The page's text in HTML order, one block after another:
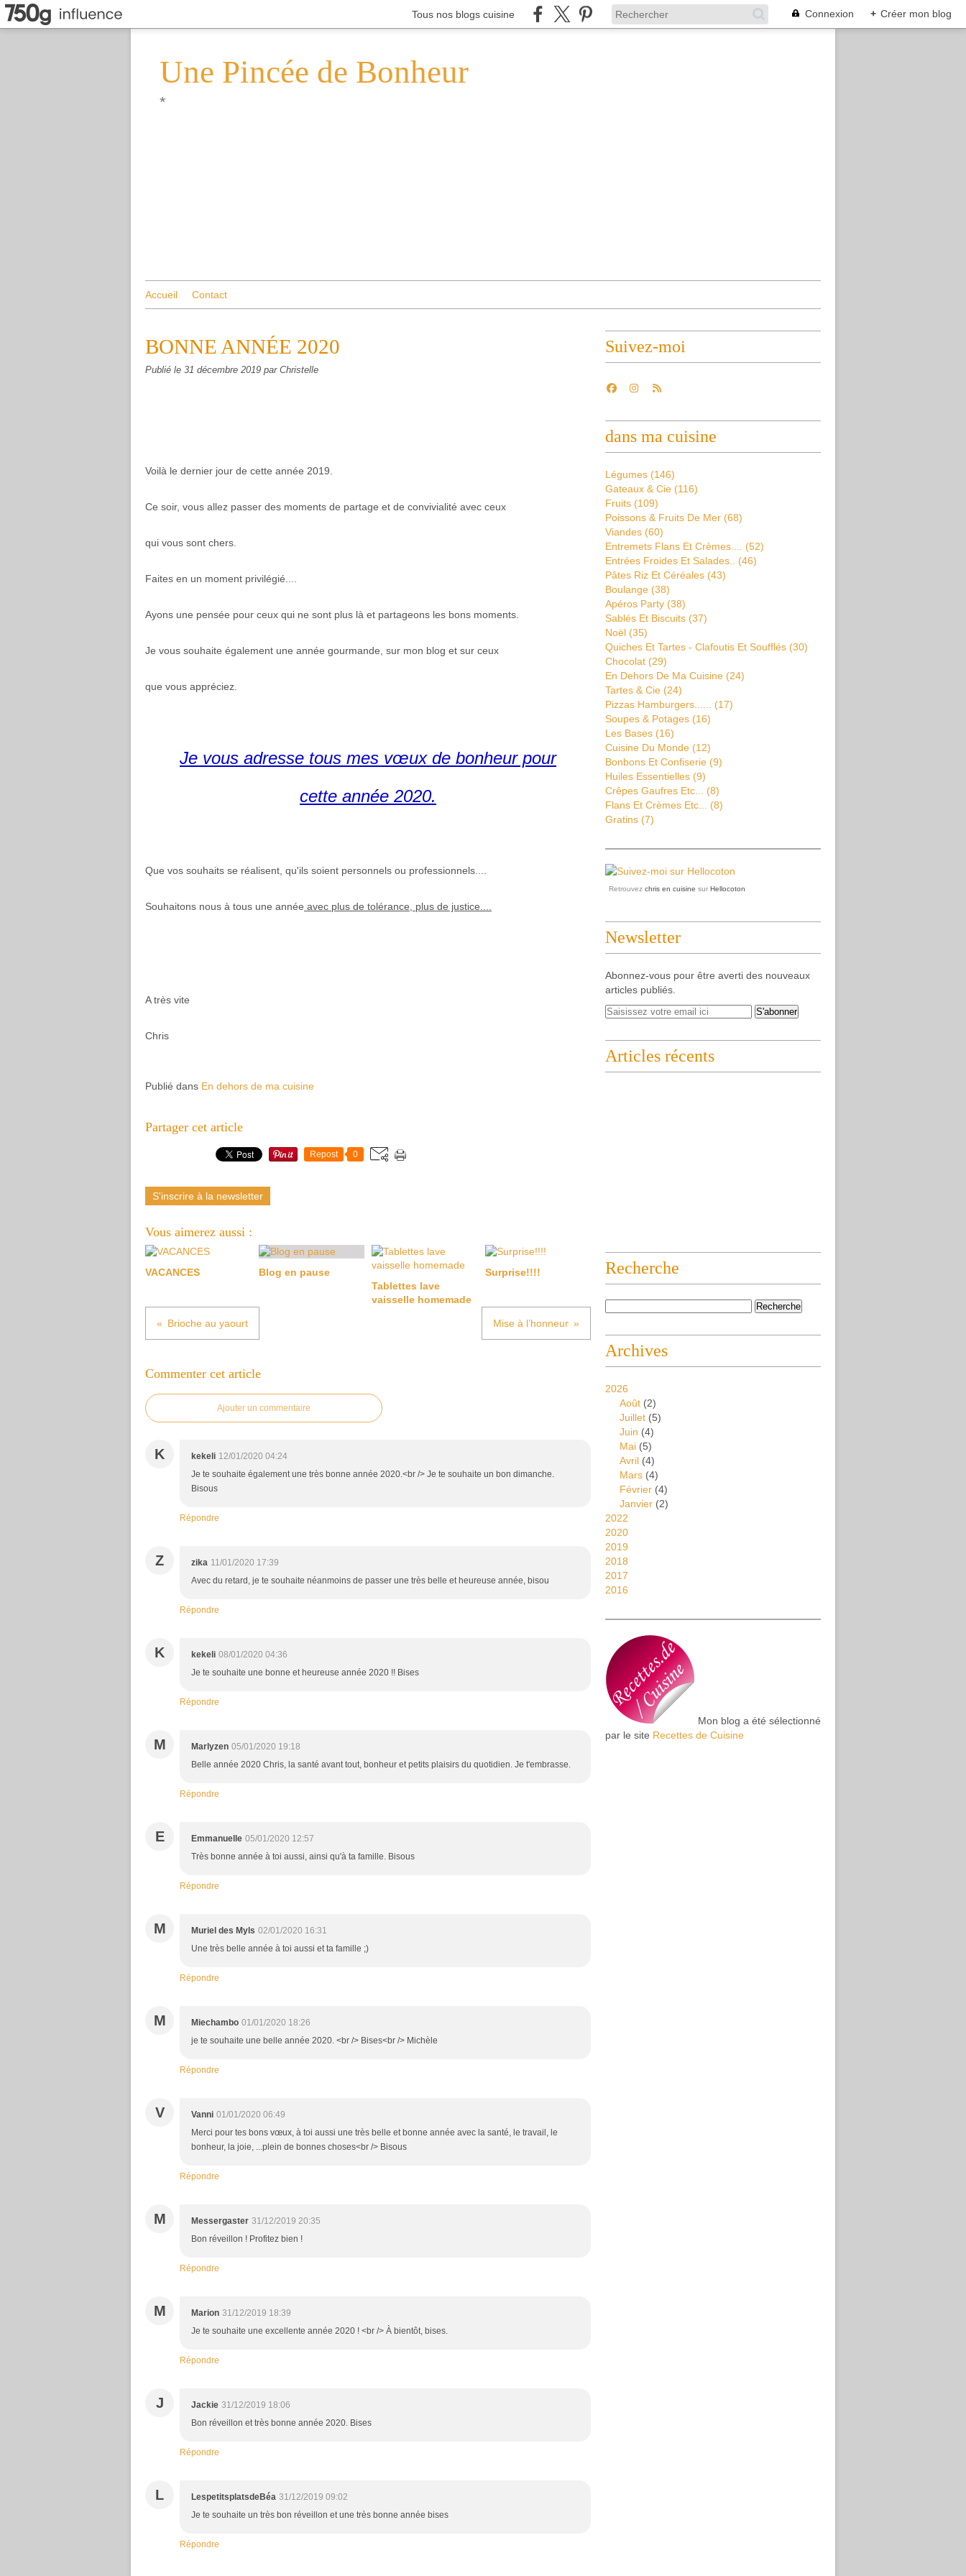
Tous nos blogs cuisine Connexion + Créer mon blog
Une Pincée de Bonheur
*
Accueil Contact
BONNE ANNÉE 2020
Publié le 31 décembre 2019 par Christelle
Voilà le dernier jour de cette année 2019.
Ce soir, vous allez passer des moments de partage et de convivialité avec ceux
qui vous sont chers.
Faites en un moment privilégié....
Ayons une pensée pour ceux qui ne sont plus là et partageons les bons moments.
Je vous souhaite également une année gourmande, sur mon blog et sur ceux
que vous appréciez.
Je vous adresse tous mes vœux de bonheur pour
cette année 2020.
Que vos souhaits se réalisent, qu'ils soient personnels ou professionnels....
Souhaitons nous à tous une année avec plus de tolérance, plus de justice....
A très vite
Chris
Publié dans En dehors de ma cuisine
Partager cet article
Repost 0
S'inscrire à la newsletter
Vous aimerez aussi :
VACANCES
Blog en pause
Tablettes lave
vaisselle homemade
Surprise!!!!
Brioche au yaourt Mise à l’honneur
Commenter cet article
Ajouter un commentaire
K kekeli 12/01/2020 04:24
Je te souhaite également une très bonne année 2020.<br /> Je te souhaite un bon dimanche.
Bisous
Répondre
Z zika 11/01/2020 17:39
Avec du retard, je te souhaite néanmoins de passer une très belle et heureuse année, bisou
Répondre
K kekeli 08/01/2020 04:36
Je te souhaite une bonne et heureuse année 2020 !! Bises
Répondre
M Marlyzen 05/01/2020 19:18
Belle année 2020 Chris, la santé avant tout, bonheur et petits plaisirs du quotidien. Je t'embrasse.
Répondre
E Emmanuelle 05/01/2020 12:57
Très bonne année à toi aussi, ainsi qu'à ta famille. Bisous
Répondre
M Muriel des Myls 02/01/2020 16:31
Une très belle année à toi aussi et ta famille ;)
Répondre
M Miechambo 01/01/2020 18:26
je te souhaite une belle année 2020. <br /> Bises<br /> Michèle
Répondre
V Vanni 01/01/2020 06:49
Merci pour tes bons vœux, à toi aussi une très belle et bonne année avec la santé, le travail, le
bonheur, la joie, ...plein de bonnes choses<br /> Bisous
Répondre
M Messergaster 31/12/2019 20:35
Bon réveillon ! Profitez bien !
Répondre
M Marion 31/12/2019 18:39
Je te souhaite une excellente année 2020 ! <br /> À bientôt, bises.
Répondre
J Jackie 31/12/2019 18:06
Bon réveillon et très bonne année 2020. Bises
Répondre
L LespetitsplatsdeBéa 31/12/2019 09:02
Je te souhaite un très bon réveillon et une très bonne année bises
Répondre
Suivez-moi
dans ma cuisine
Légumes (146)
Gateaux & Cie (116)
Fruits (109)
Poissons & Fruits De Mer (68)
Viandes (60)
Entremets Flans Et Crèmes....
(52)
Entrées Froides Et Salades..
(46)
Pâtes Riz Et Céréales (43)
Boulange (38)
Apéros Party (38)
Sablés Et Biscuits (37)
Noël (35)
Quiches Et Tartes - Clafoutis Et Soufflés (30)
Chocolat (29)
En Dehors De Ma Cuisine (24)
Tartes & Cie (24)
Pizzas Hamburgers......
(17)
Soupes & Potages (16)
Les Bases (16)
Cuisine Du Monde (12)
Bonbons Et Confiserie (9)
Huiles Essentielles (9)
Crêpes Gaufres Etc...
(8)
Flans Et Crèmes Etc...
(8)
Gratins (7)
Retrouvez chris en cuisine sur Hellocoton
Newsletter
Abonnez-vous pour être averti des nouveaux
articles publiés.
Articles récents
Recherche
Archives
2026
Août (2)
Juillet (5)
Juin (4)
Mai (5)
Avril (4)
Mars (4)
Février (4)
Janvier (2)
2022
2020
2019
2018
2017
2016
Mon blog a été sélectionné
par le site Recettes de Cuisine